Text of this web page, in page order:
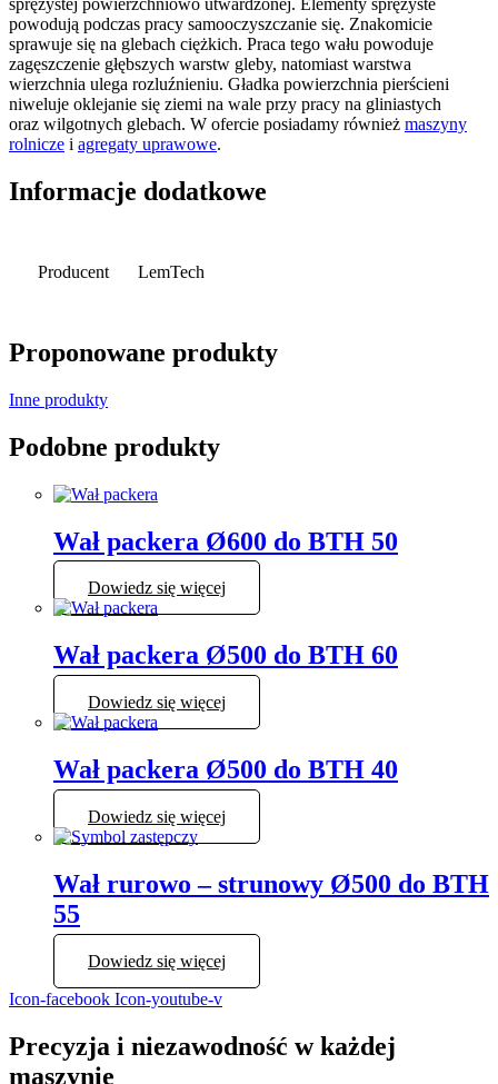
sprężystej powierzchniowo utwardzonej. Elementy sprężyste
powodują podczas pracy samooczyszczanie się. Znakomicie
sprawuje się na glebach ciężkich. Praca tego wału powoduje
zagęszczenie głębszych warstw gleby, natomiast warstwa
wierzchnia ulega rozluźnieniu. Gładka powierzchnia pierścieni
niweluje oklejanie się ziemi na wale przy pracy na gliniastych
oraz wilgotnych glebach. W ofercie posiadamy również maszyny
rolnicze i agregaty uprawowe.
Informacje dodatkowe
Producent LemTech
Proponowane produkty
Inne produkty
Podobne produkty
Wał packera Ø600 do BTH 50
Dowiedz się więcej
Wał packera Ø500 do BTH 60
Dowiedz się więcej
Wał packera Ø500 do BTH 40
Dowiedz się więcej
Wał rurowo – strunowy Ø500 do BTH
55
Dowiedz się więcej
Icon-facebook Icon-youtube-v
Precyzja i niezawodność wkażdej
maszynie